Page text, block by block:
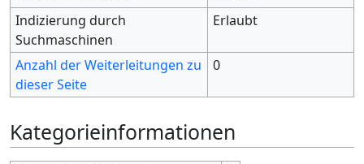
Indizierung durch
Suchmaschinen
Erlaubt
Anzahl der Weiterleitungen zu
dieser Seite
0
Kategorieinformationen